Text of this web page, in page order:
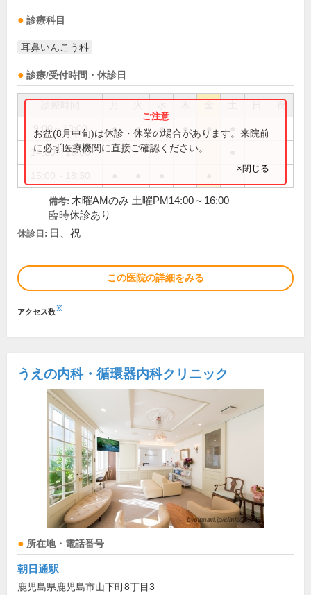
診療科目
耳鼻いんこう科
診療/受付時間・休診日
祝
9:00～13:00 ● ● ● ● ●
14:00～16:00
お盆(8月中旬)は休診・休業の場合があります。来院前
に必ず医療機関に直接ご確認ください。
×閉じる
備考: 木曜AMのみ 土曜PM14:00～16:00
臨時休診あり
休診日: 日、祝
この医院の詳細をみる
アクセス数※
うえの内科・循環器内科クリニック
所在地・電話番号
朝日通駅
鹿児島県鹿児島市山下町8丁目3